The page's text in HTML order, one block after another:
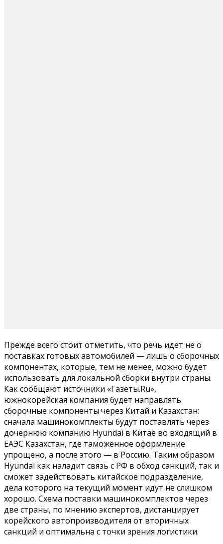
Прежде всего стоит отметить, что речь идет не о
поставках готовых автомобилей — лишь о сборочных
компонентах, которые, тем не менее, можно будет
использовать для локальной сборки внутри страны.
Как сообщают источники «Газеты.Ru»,
южнокорейская компания будет направлять
сборочные компоненты через Китай и Казахстан:
сначала машинокомплекты будут поставлять через
дочернюю компанию Hyundai в Китае во входящий в
ЕАЭС Казахстан, где таможенное оформление
упрощено, а после этого — в Россию. Таким образом
Hyundai как наладит связь с РФ в обход санкций, так и
сможет задействовать китайское подразделение,
дела которого на текущий момент идут не слишком
хорошо. Cхема поставки машинокомплектов через
две страны, по мнению экспертов, дистанцирует
корейского автопроизводителя от вторичных
санкций и оптимальна с точки зрения логистики.